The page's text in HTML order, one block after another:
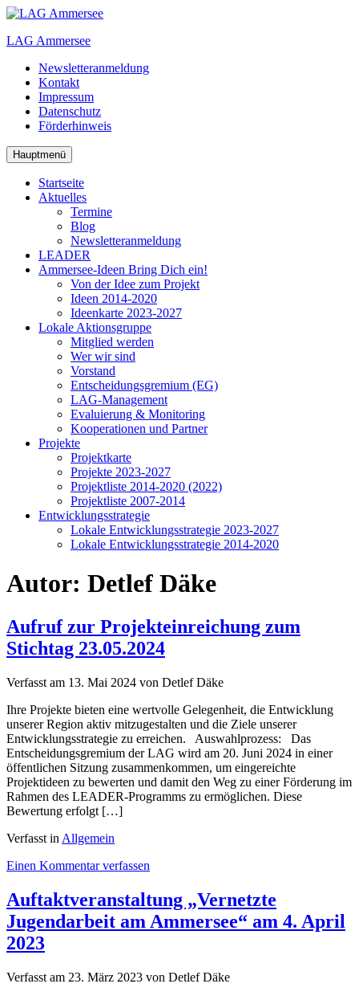
Zum
springen
LAG Ammersee
Newsletteranmeldung
Kontakt
Impressum
Datenschutz
Förderhinweis
Hauptmenü
Startseite
Aktuelles
Termine
Blog
Newsletteranmeldung
LEADER
Ammersee-Ideen Bring Dich ein!
Von der Idee zum Projekt
Ideen 2014-2020
Ideenkarte 2023-2027
Lokale Aktionsgruppe
Mitglied werden
Wer wir sind
Vorstand
Entscheidungsgremium (EG)
LAG-Management
Evaluierung & Monitoring
Kooperationen und Partner
Projekte
Projektkarte
Projekte 2023-2027
Projektliste 2014-2020 (2022)
Projektliste 2007-2014
Entwicklungsstrategie
Lokale Entwicklungsstrategie 2023-2027
Lokale Entwicklungsstrategie 2014-2020
Autor: Detlef Däke
Aufruf zur Projekteinreichung zum
Stichtag 23.05.2024
Verfasst am 13. Mai 2024 von Detlef Däke
Ihre Projekte bieten eine wertvolle Gelegenheit, die Entwicklung
unserer Region aktiv mitzugestalten und die Ziele unserer
Entwicklungsstrategie zu erreichen. Auswahlprozess: Das
Entscheidungsgremium der LAG wird am 20. Juni 2024 in einer
öffentlichen Sitzung zusammenkommen, um eingereichte
Projektideen zu bewerten und damit den Weg zu einer Förderung im
Rahmen des LEADER-Programms zu ermöglichen. Diese
Bewertung erfolgt […]
Verfasst in Allgemein
Einen Kommentar verfassen
zur
Projekteinreichung
zum
Auftaktveranstaltung „Vernetzte
Jugendarbeit am Ammersee“ am 4. April
2023
Verfasst am 23. März 2023 von Detlef Däke